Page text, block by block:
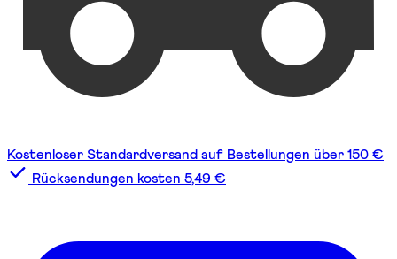
Kostenloser Standardversand auf Bestellungen über 150 €
Rücksendungen kosten 5,49 €